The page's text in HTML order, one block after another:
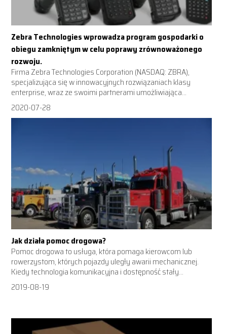
Zebra Technologies wprowadza program gospodarki o
obiegu zamkniętym w celu poprawy zrównoważonego
rozwoju.
Firma Zebra Technologies Corporation (NASDAQ: ZBRA),
specjalizująca się w innowacyjnych rozwiązaniach klasy
enterprise, wraz ze swoimi partnerami umożliwiająca...
2020-07-28
Jak działa pomoc drogowa?
Pomoc drogowa to usługa, która pomaga kierowcom lub
rowerzystom, których pojazdy uległy awarii mechanicznej.
Kiedy technologia komunikacyjna i dostępność stały...
2019-08-19